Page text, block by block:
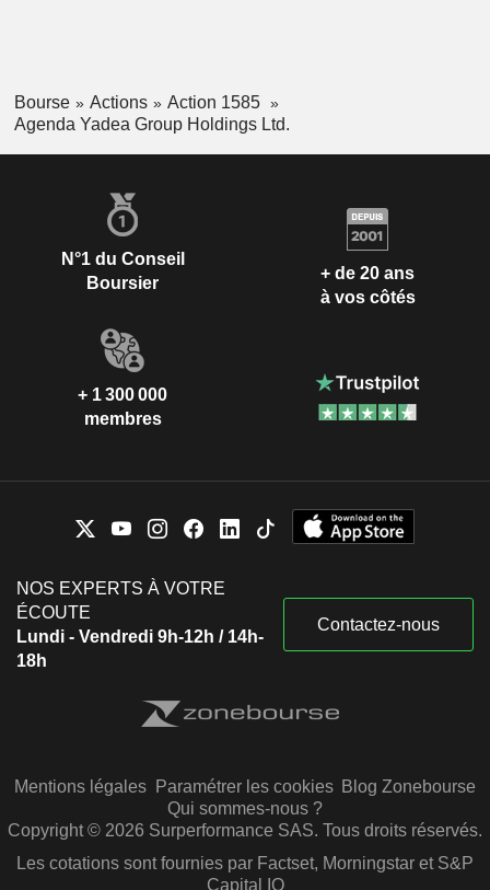
Bourse Actions
Action 1585
Agenda Yadea Group Holdings Ltd.
N°1 du Conseil
Boursier
+ de 20 ans
à vos côtés
+ 1 300 000
membres
NOS EXPERTS À VOTRE
ÉCOUTE
Lundi - Vendredi 9h-12h / 14h-
18h
Contactez-nous
Mentions légales Paramétrer les cookies Blog Zonebourse
Qui sommes-nous ?
Copyright © 2026 Surperformance SAS. Tous droits réservés.
Les cotations sont fournies par Factset, Morningstar et S&P
Capital IQ